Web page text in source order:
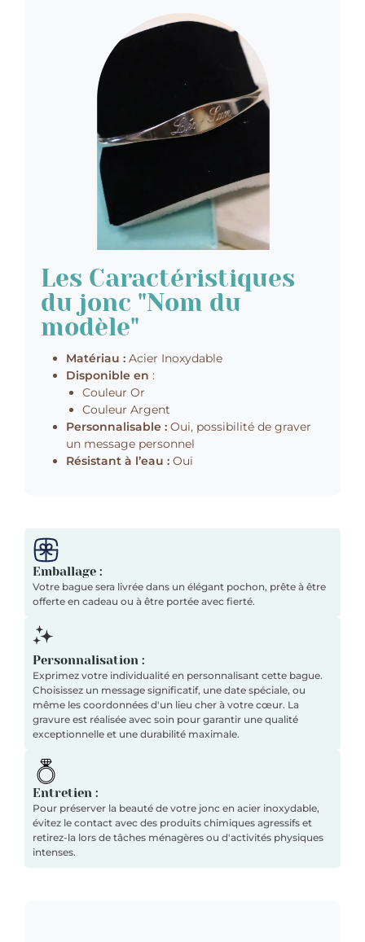
Les Caractéristiques
du jonc "Nom du
modèle"
Matériau :Acier Inoxydable
Disponible en :
Couleur Or
Couleur Argent
Personnalisable :Oui, possibilité de graver
un message personnel
Résistant à l’eau :Oui
Emballage :
Votre bague sera livrée dans un élégant pochon, prête à être
offerte en cadeau ou à être portée avec fierté.
Personnalisation :
Exprimez votre individualité en personnalisant cette bague.
Choisissez un message significatif, une date spéciale, ou
même les coordonnées d'un lieu cher à votre cœur. La
gravure est réalisée avec soin pour garantir une qualité
exceptionnelle et une durabilité maximale.
Entretien :
Pour préserver la beauté de votre jonc en acier inoxydable,
évitez le contact avec des produits chimiques agressifs et
retirez-la lors de tâches ménagères ou d'activités physiques
intenses.